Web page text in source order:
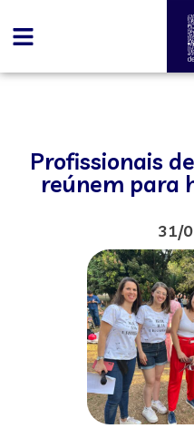
Profissionais
reúnem para
31/